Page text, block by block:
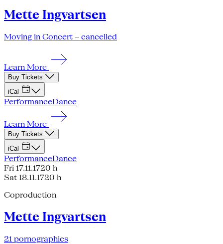
Mette Ingvartsen
Moving in Concert – cancelled
Learn More
Buy Tickets
iCal
PerformanceDance
Learn More
Buy Tickets
iCal
PerformanceDance
Fri 17.11.1720 h
Sat 18.11.1720 h
Coproduction
Mette Ingvartsen
21 pornographies